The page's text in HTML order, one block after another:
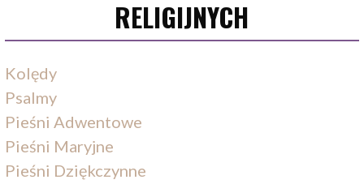
RELIGIJNYCH
Kolędy
Psalmy
Pieśni Adwentowe
Pieśni Maryjne
Pieśni Dziękczynne